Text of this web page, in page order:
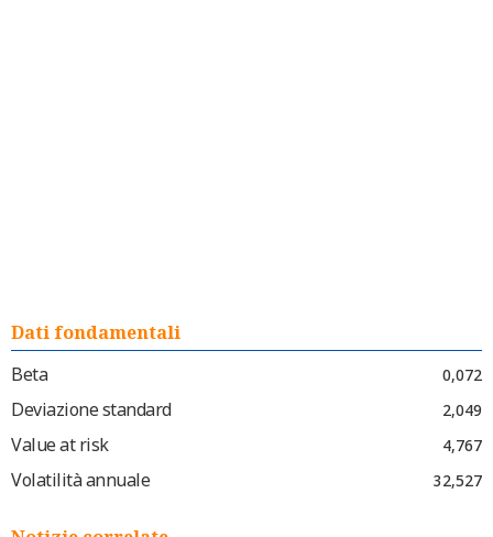
Dati fondamentali
Beta
0,072
Deviazione standard 2,049
Value at risk 4,767
Volatilità annuale 32,527